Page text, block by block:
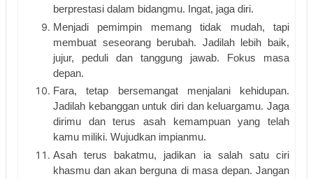
berprestasi dalam bidangmu. Ingat, jaga diri.
Menjadi pemimpin memang tidak mudah, tapi
membuat seseorang berubah. Jadilah lebih baik,
jujur, peduli dan tanggung jawab. Fokus masa
depan.
Fara, tetap bersemangat menjalani kehidupan.
Jadilah kebanggan untuk diri dan keluargamu. Jaga
dirimu dan terus asah kemampuan yang telah
kamu miliki. Wujudkan impianmu.
Asah terus bakatmu, jadikan ia salah satu ciri
khasmu dan akan berguna di masa depan. Jangan